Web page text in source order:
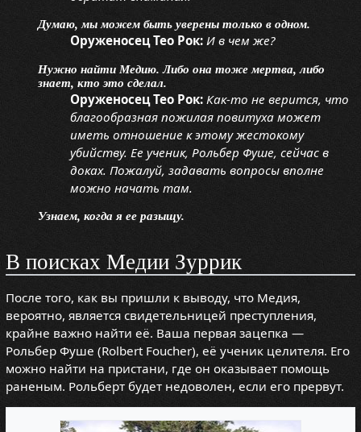
Думаю, мы можем быть уверены только в одном.
Оруженосец Тео Рок: И в чем же?
Нужно найти Медию. Либо она тоже мертва, либо
знает, кто это сделал.
Оруженосец Тео Рок: Как-то не верится, что
благообразная пожилая повитуха может
иметь отношение к этому жестокому
убийству. Ее ученик, Рольбер Фуше, сейчас в
доках. Пожалуй, задавать вопросы вполне
можно начать там.
Узнаем, когда я ее разыщу.
В поисках Медии Зуррик
После того, как вы пришли к выводу, что Медия,
вероятно, является свидетельницей преступления,
крайне важно найти её. Ваша первая зацепка —
Рольбер Фуше (Rolbert Foucher), её ученик целителя. Его
можно найти на пристани, где он оказывает помощь
раненым. Рольберт будет недоволен, если его прервут.